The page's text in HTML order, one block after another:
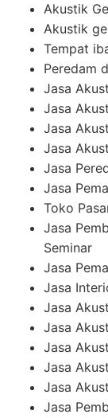
Akustik
Akustik
Tempat
Peredam
Jasa
Jasa
Jasa
Jasa
Jasa
Jasa
Toko
Jasa
Seminar
Jasa
Jasa
Jasa
Jasa
Jasa
Jasa
Jasa
Jasa